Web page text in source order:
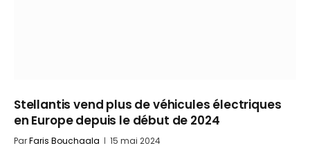
Stellantis vend plus de véhicules électriques
en Europe depuis le début de 2024
ParFaris Bouchaala 15 mai 2024